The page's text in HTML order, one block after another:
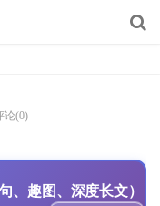
论(0)
、趣图、深度长文）